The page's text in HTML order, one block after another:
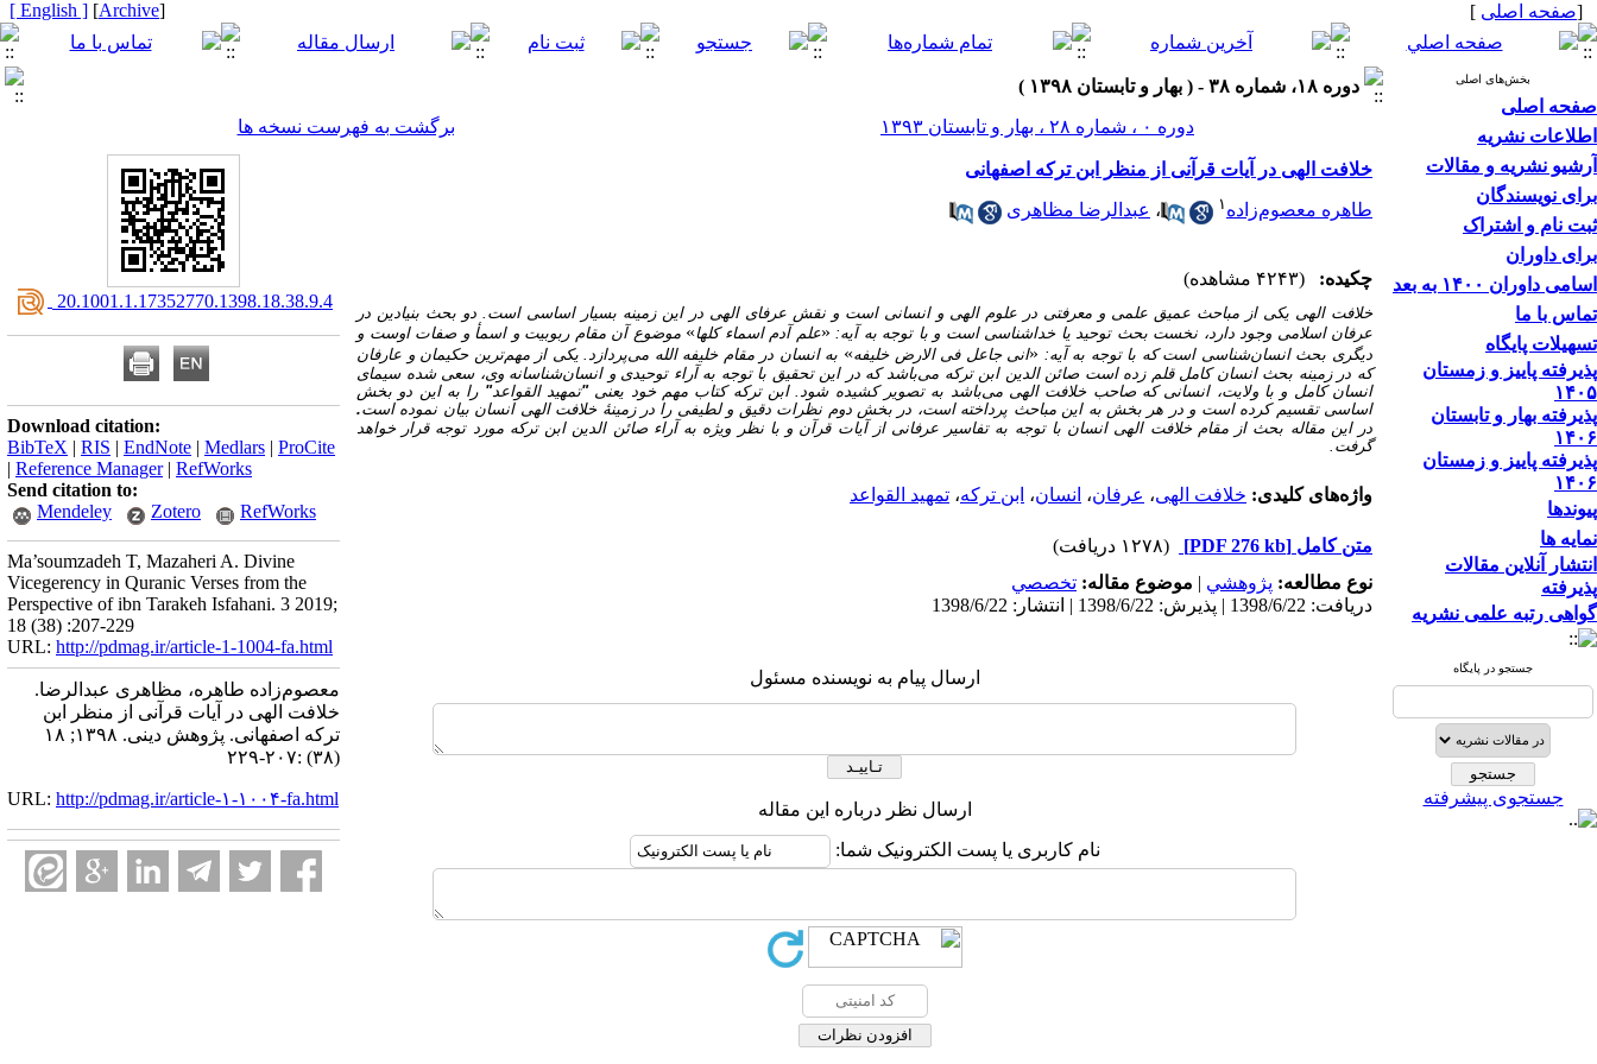
[صفحه اصلی ]
[
Archive
]
[ English ]
بخش‌های اصلی
صفحه اصلی
اطلاعات نشریه
آرشیو نشریه و مقالات
برای نویسندگان
ثبت نام و اشتراک
برای داوران
اسامی داوران ۱۴۰۰ به بعد
تماس با ما
تسهیلات پایگاه
پذیرفته پاییز و زمستان
۱۴۰۵
پذیرفته بهار و تابستان
۱۴۰۶
پذیرفته پاییز و زمستان
۱۴۰۶
پیوندها
نمایه ها
انتشار آنلاین مقالات
پذیرفته
گواهی رتبه علمی نشریه
جستجو در پایگاه
جستجوی پیشرفته
دوره ۱۸، شماره ۳۸ - ( بهار و تابستان ۱۳۹۸ )
دوره ۰ ، شماره ۲۸ ، بهار و تابستان ۱۳۹۳
برگشت به فهرست نسخه ها
خلافت الهی در آیات قرآنی از منظر ابن ترکه اصفهانی
طاهره معصوم‌زاده ۱ ، عبدالرضا مظاهری
چکیده: (۴۲۴۳ مشاهده)
خلافت الهی یکی از مباحث عمیق علمی و معرفتی در علوم الهی و انسانی است و نقش عرفای الهی در این زمینه بسیار اساسی است. دو بحث بنیادین در
عرفان اسلامی وجود دارد، نخست بحث توحید یا خداشناسی است و با توجه به آیه: «علم آدم اسماء کلها» موضوع آن مقام ربوبیت و اسمأ و صفات اوست و
دیگری بحث انسان‌شناسی است که با توجه به آیه: «انی جاعل فی الارض خلیفه» به انسان در مقام خلیفه الله می‌پردازد. یکی از مهم‌ترین حکیمان و عارفان
که در زمینه بحث انسان کامل قلم زده است صائن الدین ابن ترکه می‌باشد که در این تحقیق با توجه به آراء توحیدی و انسان‌شناسانه وی، سعی شده سیمای
انسان کامل و با ولایت، انسانی که صاحب خلافت الهی می‌باشد به تصویر کشیده شود.ابن ترکه کتاب مهم خود یعنی"تمهید القواعد" را به این دو بخش
اساسی تقسیم کرده است و در هر بخش به این مباحث پرداخته است، در بخش دوم نظرات دقیق و لطیفی را درزمینۀ خلافت الهی انسان بیان نموده است.
در این مقاله بحث از مقام خلافت الهی انسان با توجه به تفاسیر عرفانی از آیات قرآن و با نظر ویژه به آراء صائن الدین ابن ترکه مورد توجه قرار خواهد
گرفت.
واژه‌های کلیدی: خلافت الهی، عرفان، انسان، ابن ترکه، تمهید القواعد
متن کامل [PDF 276 kb]
(۱۲۷۸ دریافت)
نوع مطالعه: پژوهشي | موضوع مقاله: تخصصي
دریافت: 1398/6/22 | پذیرش: 1398/6/22 | انتشار: 1398/6/22
ارسال پیام به نویسنده مسئول
ارسال نظر درباره این مقاله
نام کاربری یا پست الکترونیک شما:
‎ 20.1001.1.17352770.1398.18.38.9.4
Download citation:
BibTeX | RIS | EndNote | Medlars | ProCite
| Reference Manager| RefWorks
Send citation to:
Mendeley
Zotero RefWorks
Ma’soumzadeh T, Mazaheri A. Divine
Vicegerency in Quranic Verses from the
Perspective of ibn Tarakeh Isfahani. 3 2019;
18 (38) :207-229
URL: http://pdmag.ir/article-1-1004-fa.html
معصوم‌زاده طاهره، مظاهری عبدالرضا.
خلافت الهی در آیات قرآنی از منظر ابن
ترکه اصفهانی. پژوهش دینی. ۱۳۹۸; ۱۸
(۳۸) :۲۰۷-۲۲۹
URL: http://pdmag.ir/article-۱-۱۰۰۴-fa.html